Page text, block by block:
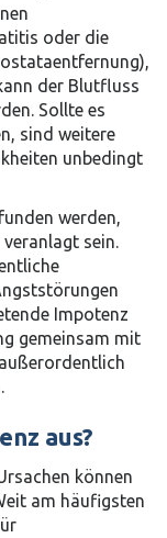
oder die
der Blutfluss
Sollte es
sind weitere
unbedingt
werden,
sein.
Impotenz
gemeinsam mit
aus?
können
am häufigsten